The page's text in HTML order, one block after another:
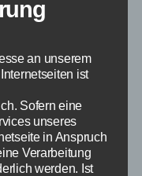
an unserem
ist
Sofern eine
unseres
in Anspruch
Verarbeitung
werden. Ist